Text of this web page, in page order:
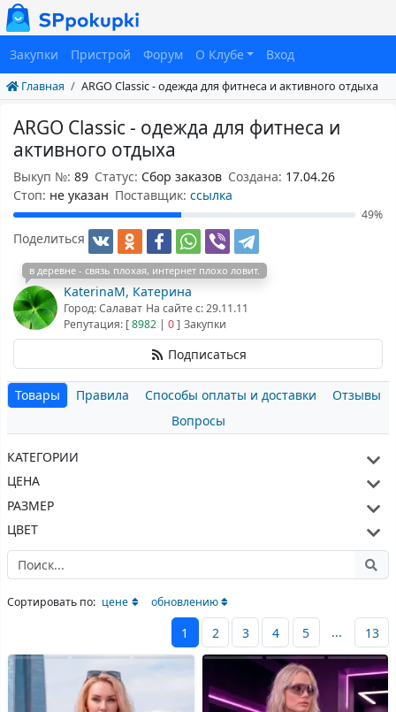
Закупки Пристрой Форум О Клубе Вход
Главная ARGO Classic - одежда для фитнеса и активного отдыха
ARGO Classic - одежда для фитнеса и
активного отдыха
Выкуп №: 89 Статус: Сбор заказов Создана: 17.04.26
Cтоп: не указан Поставщик: ссылка
49%
Поделиться
в деревне - связь плохая, интернет плохо ловит.
KaterinaM, Катерина
Город: Салават На сайте с: 29.11.11
Репутация: [8982 | 0] Закупки
Подписаться
Товары Правила Способы оплаты и доставки
Отзывы
Вопросы
КАТЕГОРИИ
ЦЕНА
РАЗМЕР
ЦВЕТ
Сортировать по: цене обновлению
1 2 3 4 5 ... 13